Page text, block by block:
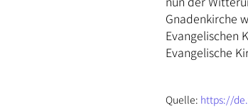
Gnadenkirche
Evangelischen
Evangelische
Quelle: https://